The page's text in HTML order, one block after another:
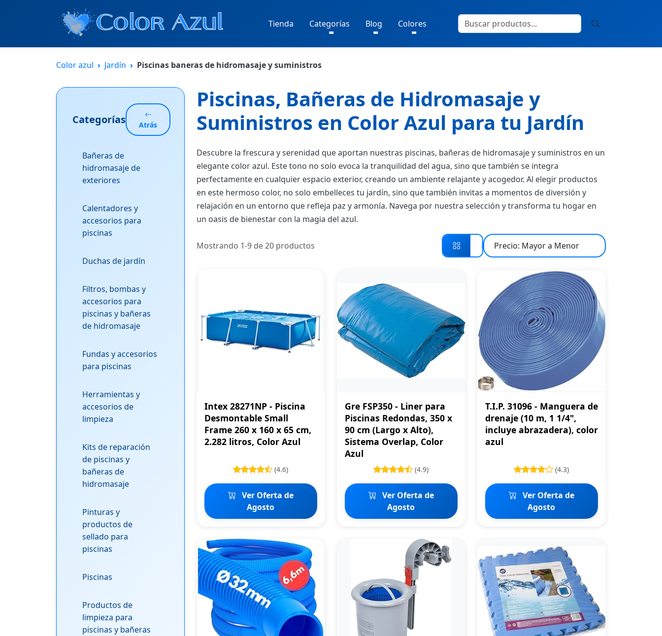
Tienda Categorías Blog Colores
Color azul Jardín Piscinas baneras de hidromasaje y suministros
Categorías Atrás
Bañeras de
hidromasaje de
exteriores
Calentadores y
accesorios para
piscinas
Duchas de jardín
Filtros, bombas y
accesorios para
piscinas y bañeras
de hidromasaje
Fundas y accesorios
para piscinas
Herramientas y
accesorios de
limpieza
Kits de reparación
de piscinas y
bañeras de
hidromasaje
Pinturas y
productos de
sellado para
piscinas
Piscinas
Productos de
limpieza para
piscinas y bañeras
Piscinas, Bañeras de Hidromasaje y
Suministros en Color Azul para tu Jardín
Descubre la frescura y serenidad que aportan nuestras piscinas, bañeras de hidromasaje y suministros en un
elegante color azul. Este tono no solo evoca la tranquilidad del agua, sino que también se integra
perfectamente en cualquier espacio exterior, creando un ambiente relajante y acogedor. Al elegir productos
en este hermoso color, no solo embelleces tu jardín, sino que también invitas a momentos de diversión y
relajación en un entorno que refleja paz y armonía. Navega por nuestra selección y transforma tu hogar en
un oasis de bienestar con la magia del azul.
Mostrando 1-9 de 20 productos
Intex 28271NP - Piscina
Desmontable Small
Frame 260 x 160 x 65 cm,
2.282 litros, Color Azul
(4.6)
Ver Oferta de
Agosto
Gre FSP350 - Liner para
Piscinas Redondas, 350 x
90 cm (Largo x Alto),
Sistema Overlap, Color
Azul
(4.9)
Ver Oferta de
Agosto
T.I.P. 31096 - Manguera de
drenaje (10 m, 1 1/4",
incluye abrazadera), color
azul
(4.3)
Ver Oferta de
Agosto